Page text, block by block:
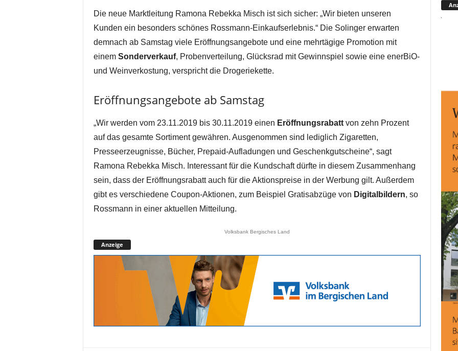
Die neue Marktleitung Ramona Rebekka Misch ist sich sicher: „Wir bieten unseren
Kunden ein besonders schönes Rossmann-Einkaufserlebnis.“ Die Solinger erwarten
demnach ab Samstag viele Eröffnungsangebote und eine mehrtägige Promotion mit
einem Sonderverkauf, Probenverteilung, Glücksrad mit Gewinnspiel sowie eine enerBiO-
und Weinverkostung, verspricht die Drogeriekette.
Eröffnungsangebote ab Samstag
„Wir werden vom 23.11.2019 bis 30.11.2019 einen Eröffnungsrabattvon zehn Prozent
auf das gesamte Sortiment gewähren. Ausgenommen sind lediglich Zigaretten,
Presseerzeugnisse, Bücher, Prepaid-Aufladungen und Geschenkgutscheine“, sagt
Ramona Rebekka Misch. Interessant für die Kundschaft dürfte in diesem Zusammenhang
sein, dass der Eröffnungsrabatt auch für die Aktionspreise in der Werbung gilt. Außerdem
gibt es verschiedene Coupon-Aktionen, zum Beispiel Gratisabzüge von Digitalbildern, so
Rossmann in einer aktuellen Mitteilung.
Volksbank Bergisches Land
Anzeige